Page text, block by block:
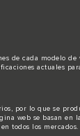
de cada modelo
actuales
por lo que se
web se basan
todos los